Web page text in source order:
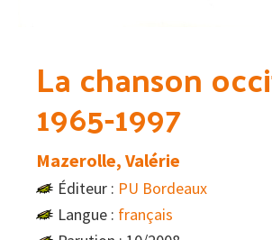
La chanson
1965-1997
Mazerolle, Valérie
Éditeur : PU Bordeaux
Langue : français